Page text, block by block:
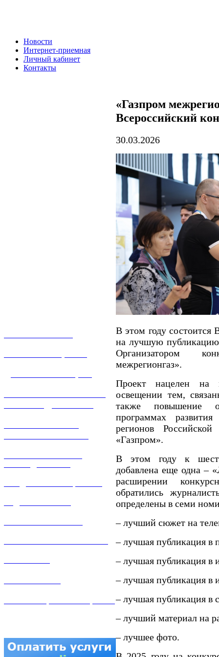
Новости
Интернет-приемная
Личный кабинет
Контакты
«Газпром
Всероссийский
30.03.2026
В этом году состоится
на лучшую публикацию
Организатором
межрегионгаз».
Проект нацелен на
освещении тем,
также повышение
программах
регионов
«Газпром».
В этом году к
добавлена еще одна –
расширении
обратились
определены в семи
– лучший сюжет на
– лучшая публикация в
– лучшая публикация в
– лучшая публикация в
– лучшая публикация в
– лучший материал на
– лучшее фото.